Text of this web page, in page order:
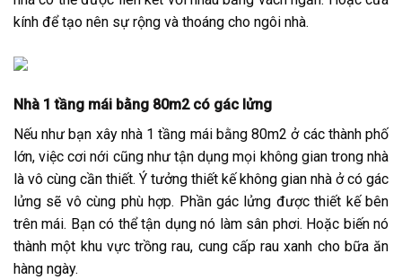
kính để tạo nên sự rộng và thoáng cho ngôi nhà.
Nhà 1 tầng mái bằng 80m2 có gác lửng
Nếu như bạn xây nhà 1 tầng mái bằng 80m2 ở các thành phố
lớn, việc cơi nới cũng như tận dụng mọi không gian trong nhà
là vô cùng cần thiết. Ý tưởng thiết kế không gian nhà ở có gác
lửng sẽ vô cùng phù hợp. Phần gác lửng được thiết kế bên
trên mái. Bạn có thể tận dụng nó làm sân phơi. Hoặc biến nó
thành một khu vực trồng rau, cung cấp rau xanh cho bữa ăn
hàng ngày.